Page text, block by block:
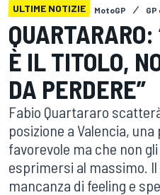
ULTIME NOTIZIE MotoGP
QUARTARARO:
È IL TITOLO,
DA PERDERE”
Fabio Quartararo
posizione a Valencia,
favorevole ma che non
esprimersi al massimo.
mancanza di feeling e